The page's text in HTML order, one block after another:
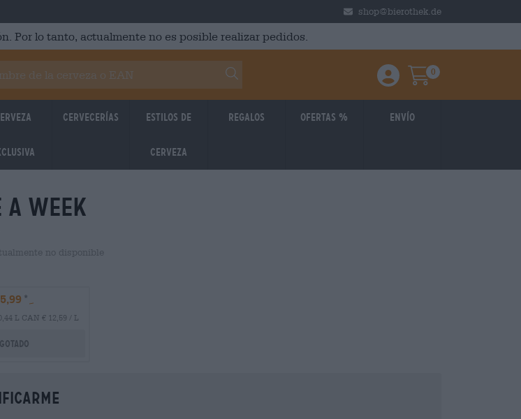
shop@bierothek.de
Por lo tanto, actualmente no es posible realizar pedidos.
Einloggen / Anmelden
Warenkorb
0
Cervecerías Estilos de
cerveza
Regalos Ofertas % Envío
a week
no disponible
L CAN € 12,59 / L